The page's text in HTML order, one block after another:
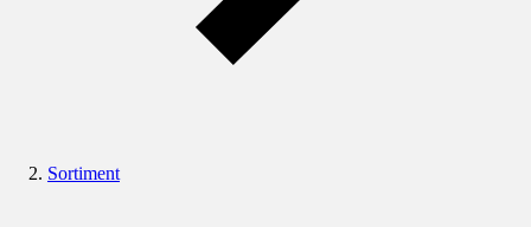
Sortiment